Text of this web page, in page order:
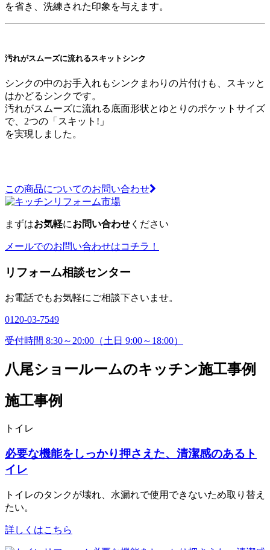
を省き、洗練された印象を与えます。
汚れがスムーズに流れるスキットシンク
シンクの中のお手入れもシンクまわりの片付けも、スキッと
はかどるシンクです。
汚れがスムーズに流れる底面形状とゆとりのポケットサイズ
で、2つの「スキット!」
を実現しました。
この商品についてのお問い合わせ
まずはお気軽にお問い合わせ ください
メールでのお問い合わせはコチラ！
リフォーム相談センター
お電話でもお気軽にご相談下さいませ。
0120-03-7549
受付時間 8:30～20:00（土日 9:00～18:00）
八尾ショールームのキッチン施工事例
施工事例
トイレ
必要な機能をしっかり押さえた、清潔感のあるト
イレ
トイレのタンクが壊れ、水漏れで使用できないため取り替え
たい。
詳しくはこちら